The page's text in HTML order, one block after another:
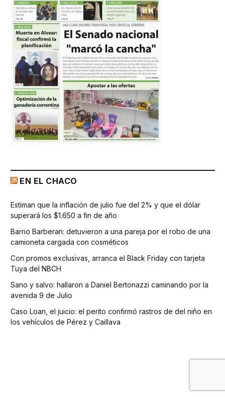
EN EL CHACO
Estiman que la inflación de julio fue del 2% y que el dólar
superará los $1.650 a fin de año
Barrio Barberan: detuvieron a una pareja por el robo de una
camioneta cargada con cosméticos
Con promos exclusivas, arranca el Black Friday con tarjeta
Tuya del NBCH
Sano y salvo: hallaron a Daniel Bertonazzi caminando por la
avenida 9 de Julio
Caso Loan, el juicio: el perito confirmó rastros de del niño en
los vehículos de Pérez y Caillava